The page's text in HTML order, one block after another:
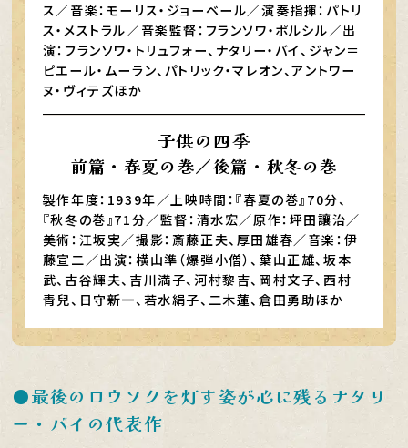
ス／音楽：モーリス・ジョーベール／演奏指揮：パトリ
ス・メストラル／音楽監督：フランソワ・ポルシル／出
演：フランソワ・トリュフォー、ナタリー・バイ、ジャン＝
ピエール・ムーラン、パトリック・マレオン、アントワー
ヌ・ヴィテズほか
子供の四季
前篇・春夏の巻／後篇・秋冬の巻
製作年度：1939年／上映時間：『春夏の巻』70分、
『秋冬の巻』71分／監督：清水宏／原作：坪田讓治／
美術：江坂実／撮影：斎藤正夫、厚田雄春／音楽：伊
藤宣二／出演：横山準（爆弾小僧）、葉山正雄、坂本
武、古谷輝夫、吉川満子、河村黎吉、岡村文子、西村
青兒、日守新一、若水絹子、二木蓮、倉田勇助ほか
●最後のロウソクを灯す姿が心に残るナタリ
ー・バイの代表作